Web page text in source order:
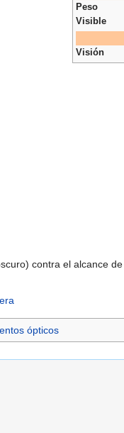
Peso
Visible
Visión
contra el alcance
ópticos